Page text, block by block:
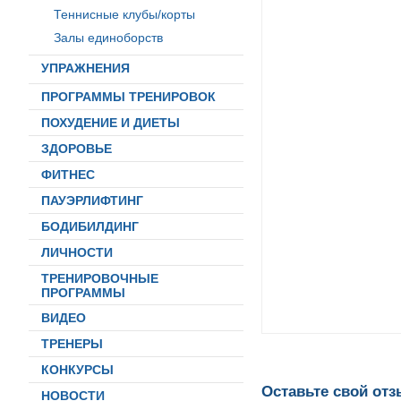
Теннисные клубы/корты
Залы единоборств
УПРАЖНЕНИЯ
ПРОГРАММЫ ТРЕНИРОВОК
ПОХУДЕНИЕ И ДИЕТЫ
ЗДОРОВЬЕ
ФИТНЕС
ПАУЭРЛИФТИНГ
БОДИБИЛДИНГ
ЛИЧНОСТИ
ТРЕНИРОВОЧНЫЕ
ПРОГРАММЫ
ВИДЕО
ТРЕНЕРЫ
КОНКУРСЫ
НОВОСТИ
Оставьте свой